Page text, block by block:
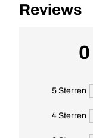
Reviews
0
5 Sterren
4 Sterren